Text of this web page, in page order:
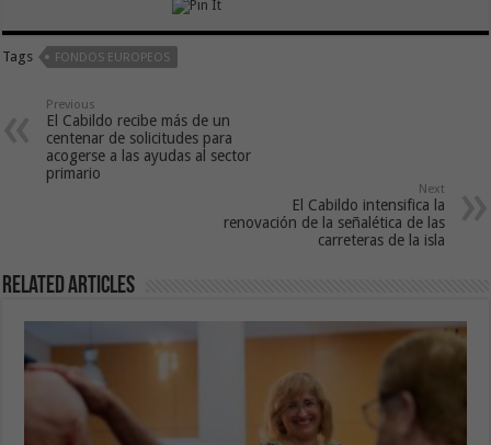
Tags FONDOS EUROPEOS
Previous
El Cabildo recibe más de un
centenar de solicitudes para
acogerse a las ayudas al sector
primario
Next
El Cabildo intensifica la
renovación de la señalética de las
carreteras de la isla
Related Articles